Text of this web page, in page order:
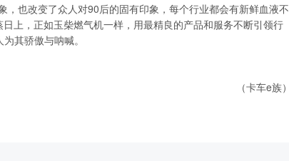
也改变了众人对90后的固有印象，每个行业都会有新鲜血液不
上，正如玉柴燃气机一样，用最精良的产品和服务不断引领行
其骄傲与呐喊。
（卡车e族）